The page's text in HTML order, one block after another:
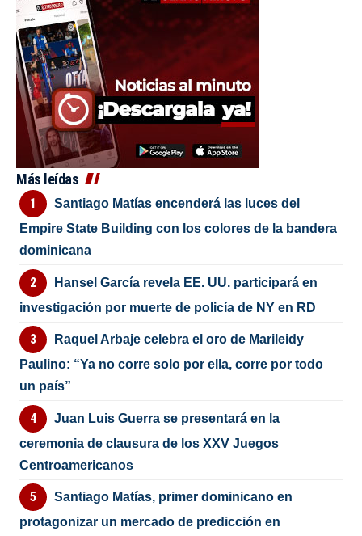
Más leídas
Santiago Matías encenderá las luces del
Empire State Building con los colores de la bandera
dominicana
Hansel García revela EE. UU. participará en
investigación por muerte de policía de NY en RD
Raquel Arbaje celebra el oro de Marileidy
Paulino: “Ya no corre solo por ella, corre por todo
un país”
Juan Luis Guerra se presentará en la
ceremonia de clausura de los XXV Juegos
Centroamericanos
Santiago Matías, primer dominicano en
protagonizar un mercado de predicción en